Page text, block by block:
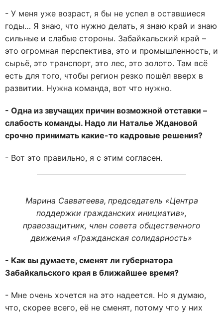
- У меня уже возраст, я бы не успел в оставшиеся
годы… Я знаю, что нужно делать, я знаю край и знаю
сильные и слабые стороны. Забайкальский край –
это огромная перспектива, это и промышленность, и
сырьё, это транспорт, это лес, это золото. Там всё
есть для того, чтобы регион резко пошёл вверх в
развитии. Нужна команда, вот что нужно.
- Одна из звучащих причин возможной отставки –
слабость команды. Надо ли Наталье Ждановой
срочно принимать какие-то кадровые решения?
- Вот это правильно, я с этим согласен.
Марина Савватеева, председатель «Центра
поддержки гражданских инициатив»,
правозащитник, член совета общественного
движения «Гражданская солидарность»
- Как вы думаете, сменят ли губернатора
Забайкальского края в ближайшее время?
- Мне очень хочется на это надеется. Но я думаю,
что, скорее всего, её не сменят, потому что у них